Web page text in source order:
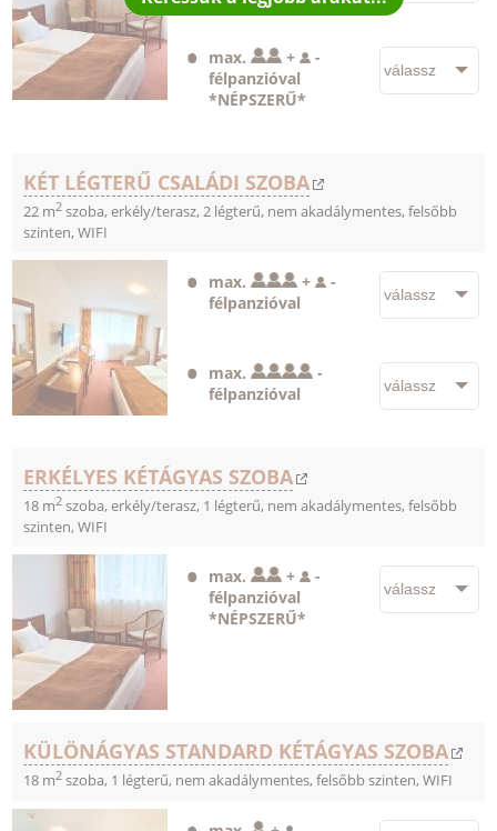
max. +
-
félpanzióval
*NÉPSZERŰ*
KÉT LÉGTERŰ CSALÁDI SZOBA
22 m2szoba, erkély/terasz, 2 légterű, nem akadálymentes, felsőbb
szinten, WIFI
max. +
-
félpanzióval
max.
-
félpanzióval
ERKÉLYES KÉTÁGYAS SZOBA
18 m2szoba, erkély/terasz, 1 légterű, nem akadálymentes, felsőbb
szinten, WIFI
max. +
-
félpanzióval
*NÉPSZERŰ*
KÜLÖNÁGYAS STANDARD KÉTÁGYAS SZOBA
18 m2szoba, 1 légterű, nem akadálymentes, felsőbb szinten, WIFI